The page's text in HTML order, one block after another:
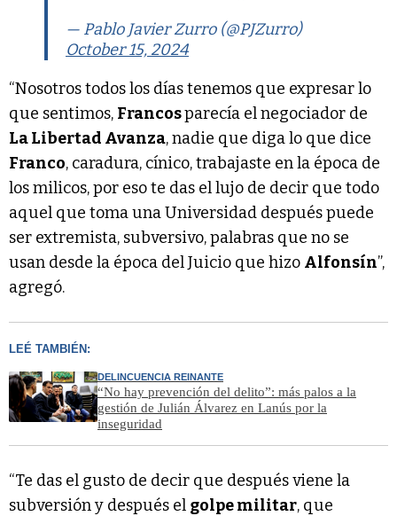
— Pablo Javier Zurro (@PJZurro)
October 15, 2024
“Nosotros todos los días tenemos que expresar lo
que sentimos, Francosparecía el negociador de
La Libertad Avanza, nadie que diga lo que dice
Franco, caradura, cínico, trabajaste en la época de
los milicos, por eso te das el lujo de decir que todo
aquel que toma una Universidad después puede
ser extremista, subversivo, palabras que no se
usan desde la época del Juicio que hizo Alfonsín”,
agregó.
LEÉ TAMBIÉN:
DELINCUENCIA REINANTE
“No hay prevención del delito”: más palos a la
gestión de Julián Álvarez en Lanús por la
inseguridad
“Te das el gusto de decir que después viene la
subversión y después el golpe militar, que